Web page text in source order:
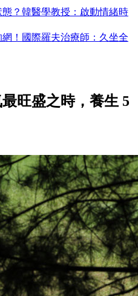
？韓醫學教授：啟動情緒時
！國際羅夫治療師：久坐全
旺盛之時，養生 5